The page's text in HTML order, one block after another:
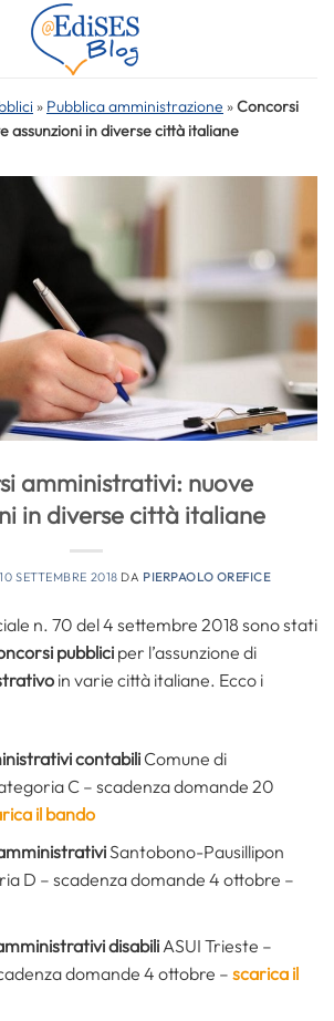
» Pubblica amministrazione »Concorsi
assunzioni in diverse città italiane
amministrativi: nuove
in diverse città italiane
10 SETTEMBRE 2018 DA PIERPAOLO OREFICE
n. 70 del 4 settembre 2018 sono stati
pubblici per l’assunzione di
in varie città italiane. Ecco i
contabiliComune di
C – scadenza domande 20
il bando
Santobono-Pausillipon
D – scadenza domande 4 ottobre –
disabiliASUI Trieste –
domande 4 ottobre – scarica il